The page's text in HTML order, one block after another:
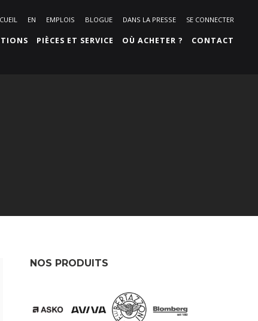
EN EMPLOIS BLOGUE DANS LA PRESSE SE CONNECTER
PIÈCES ET SERVICE OÙ ACHETER ? CONTACT
NOS PRODUITS